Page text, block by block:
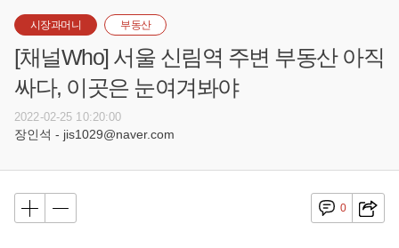
시장과머니 부동산
[채널Who] 서울 신림역 주변 부동산 아직
싸다, 이곳은 눈여겨봐야
2022-02-25 10:20:00
장인석 - jis1029@naver.com
0